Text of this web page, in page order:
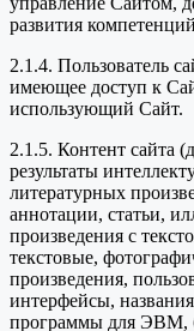
развития
2.1.4. Пользователь
имеющее доступ к
использующий Сайт.
2.1.5. Контент сайта
результаты
литературных
аннотации, статьи,
произведения с
текстовые,
произведения,
интерфейсы,
программы для ЭВМ,